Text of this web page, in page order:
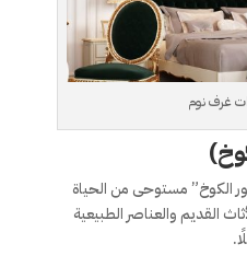
غرف نوم
الكوخ” مستوحى من الحياة
القديم والعناصر الطبيعية